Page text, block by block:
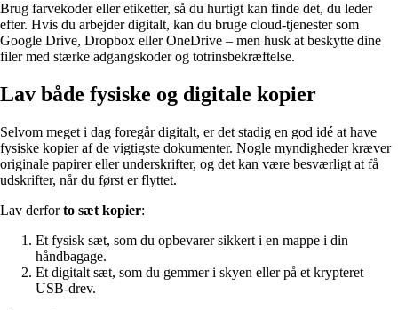
Brug farvekoder eller etiketter, så du hurtigt kan finde det, du leder
efter. Hvis du arbejder digitalt, kan du bruge cloud-tjenester som
Google Drive, Dropbox eller OneDrive – men husk at beskytte dine
filer med stærke adgangskoder og totrinsbekræftelse.
Lav både fysiske og digitale kopier
Selvom meget i dag foregår digitalt, er det stadig en god idé at have
fysiske kopier af de vigtigste dokumenter. Nogle myndigheder kræver
originale papirer eller underskrifter, og det kan være besværligt at få
udskrifter, når du først er flyttet.
Lav derforto sæt kopier:
Et fysisk sæt, som du opbevarer sikkert i en mappe i din
håndbagage.
Et digitalt sæt, som du gemmer i skyen eller på et krypteret
USB-drev.